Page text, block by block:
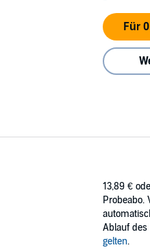
battle-hardened Green Beret
region of Texas
this land is the people who
Für
13,89 €
Probeabo.
Ablauf des
gelten.